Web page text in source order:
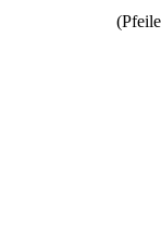
(Pfeile